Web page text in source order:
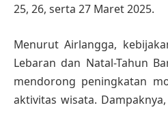
25, 26, serta 27 Maret 2025.
Menurut Airlangga,
Lebaran dan Natal-Tahun
mendorong peningkatan
aktivitas wisata.